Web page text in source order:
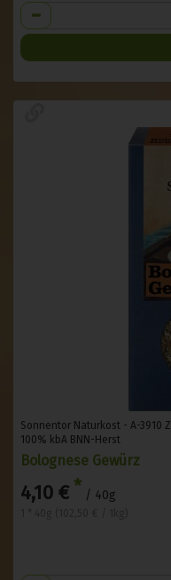
Anzahl
Sonnentor Naturkost - A-3910 Z
100% kbA BNN-Herst
Bolognese Gewürz
4,10 € * / 40g